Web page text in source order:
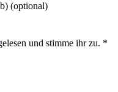
(optional)
und stimme ihr zu. *